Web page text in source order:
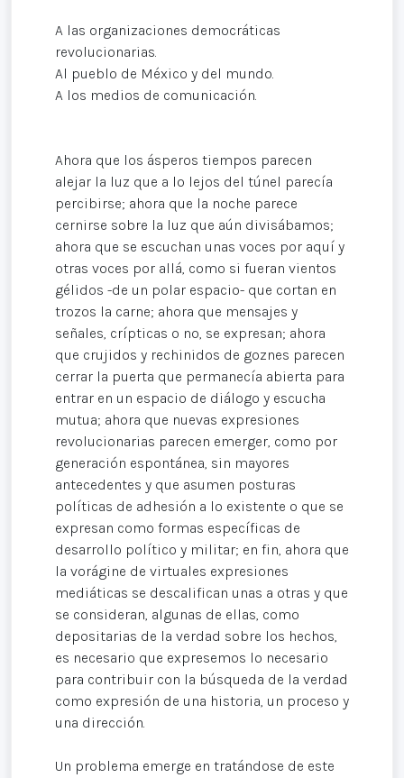
A las organizaciones democráticas
revolucionarias.
Al pueblo de México y del mundo.
A los medios de comunicación.
Ahora que los ásperos tiempos parecen
alejar la luz que a lo lejos del túnel parecía
percibirse; ahora que la noche parece
cernirse sobre la luz que aún divisábamos;
ahora que se escuchan unas voces por aquí y
otras voces por allá, como si fueran vientos
gélidos -de un polar espacio- que cortan en
trozos la carne; ahora que mensajes y
señales, crípticas o no, se expresan; ahora
que crujidos y rechinidos de goznes parecen
cerrar la puerta que permanecía abierta para
entrar en un espacio de diálogo y escucha
mutua; ahora que nuevas expresiones
revolucionarias parecen emerger, como por
generación espontánea, sin mayores
antecedentes y que asumen posturas
políticas de adhesión a lo existente o que se
expresan como formas específicas de
desarrollo político y militar; en fin, ahora que
la vorágine de virtuales expresiones
mediáticas se descalifican unas a otras y que
se consideran, algunas de ellas, como
depositarias de la verdad sobre los hechos,
es necesario que expresemos lo necesario
para contribuir con la búsqueda de la verdad
como expresión de una historia, un proceso y
una dirección.
Un problema emerge en tratándose de este